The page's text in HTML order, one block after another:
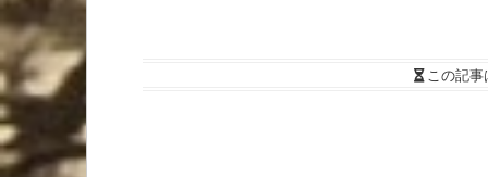
この記事